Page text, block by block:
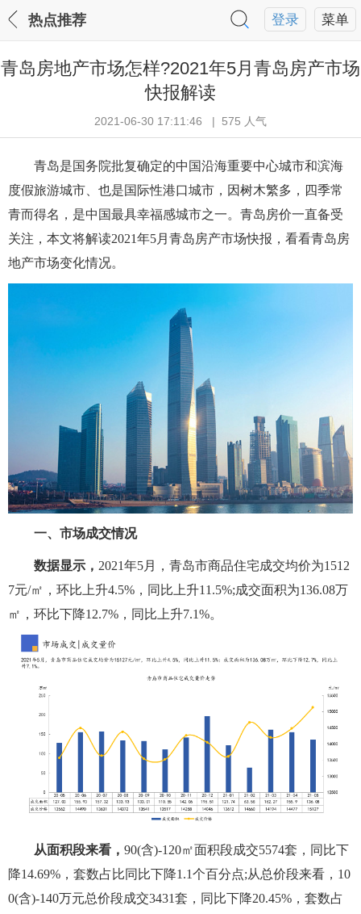
菜单
登录
热点推荐
青岛房地产市场怎样?2021年5月青岛房产市场
快报解读
2021-06-30 17:11:46 | 575 人气
青岛是国务院批复确定的中国沿海重要中心城市和滨海
度假旅游城市、也是国际性港口城市，因树木繁多，四季常
青而得名，是中国最具幸福感城市之一。青岛房价一直备受
关注，本文将解读2021年5月青岛房产市场快报，看看青岛房
地产市场变化情况。
一、市场成交情况
数据显示， 2021年5月，青岛市商品住宅成交均价为1512
7元/㎡，环比上升4.5%，同比上升11.5%;成交面积为136.08万
㎡，环比下降12.7%，同比上升7.1%。
从面积段来看， 90(含)-120㎡面积段成交5574套，同比下
降14.69%，套数占比同比下降1.1个百分点;从总价段来看，10
0(含)-140万元总价段成交3431套，同比下降20.45%，套数占